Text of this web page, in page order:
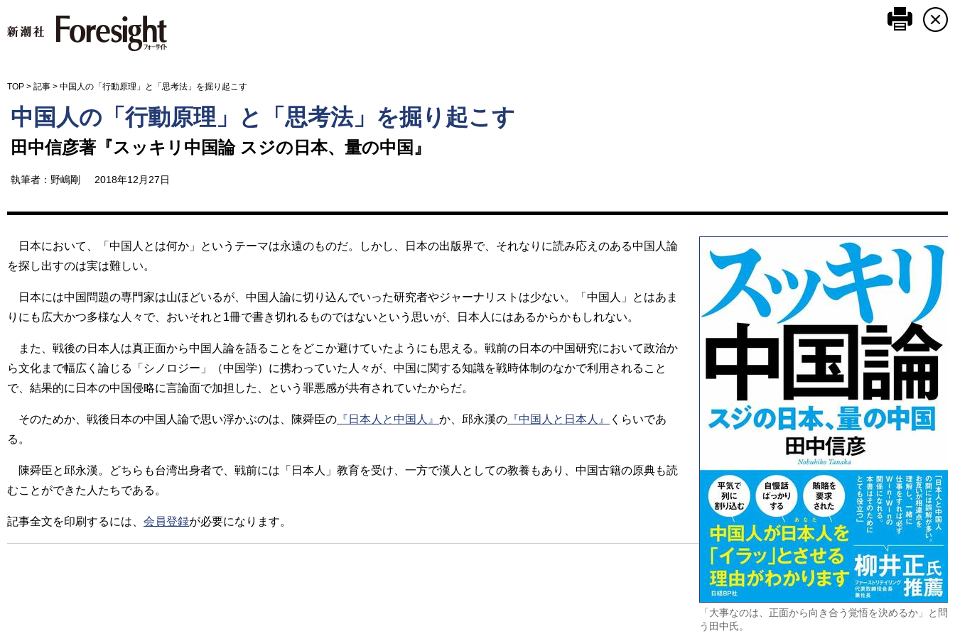
このペ
TOP > 記事 > 中国人の「行動原理」と「思考法」を掘り起こす
中国人の「行動原理」と「思考法」を掘り起こす
田中信彦著『スッキリ中国論 スジの日本、量の中国』
執筆者：野嶋剛 2018年12月27日
「大事なのは、正面から向き合う覚悟を決めるか」と問
う田中氏。
日本において、「中国人とは何か」というテーマは永遠のものだ。しかし、日本の出版界で、それなりに読み応えのある中国人論
を探し出すのは実は難しい。
日本には中国問題の専門家は山ほどいるが、中国人論に切り込んでいった研究者やジャーナリストは少ない。「中国人」とはあま
りにも広大かつ多様な人々で、おいそれと1冊で書き切れるものではないという思いが、日本人にはあるからかもしれない。
また、戦後の日本人は真正面から中国人論を語ることをどこか避けていたようにも思える。戦前の日本の中国研究において政治か
ら文化まで幅広く論じる「シノロジー」（中国学）に携わっていた人々が、中国に関する知識を戦時体制のなかで利用されること
で、結果的に日本の中国侵略に言論面で加担した、という罪悪感が共有されていたからだ。
そのためか、戦後日本の中国人論で思い浮かぶのは、陳舜臣の 『日本人と中国人』 か、邱永漢の 『中国人と日本人』
くらいであ
る。
陳舜臣と邱永漢。どちらも台湾出身者で、戦前には「日本人」教育を受け、一方で漢人としての教養もあり、中国古籍の原典も読
むことができた人たちである。
記事全文を印刷するには、 会員登録が必要になります。